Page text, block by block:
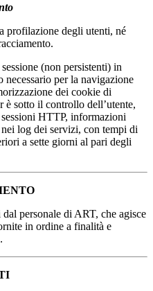
profilazione degli utenti, né
(non persistenti) in
necessario per la navigazione
dei cookie di
è sotto il controllo dell’utente,
HTTP, informazioni
log dei servizi, con tempi di
a sette giorni al pari degli
personale di ART, che agisce
in ordine a finalità e